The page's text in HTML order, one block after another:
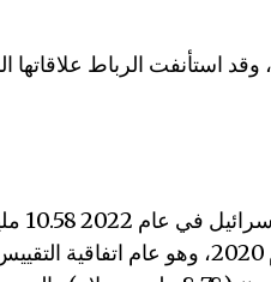
استأنفت الرباط علاقاتها
مذهلة بنسبة 12،083% مقارنة بعام 2020،